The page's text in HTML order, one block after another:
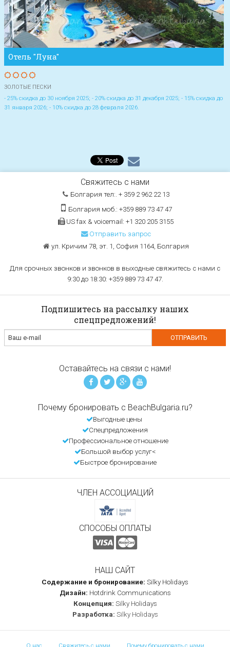
Отель "Луна"
ЗОЛОТЫЕ ПЕСКИ
- 25% скидка до 30 ноября 2025; - 20% скидка до 31 декабря 2025; - 15% скидка до
31 января 2026; - 10% скидка до 28 февраля 2026.
Свяжитесь с нами
Болгария тел:. + 359 2 962 22 13
Болгария моб.: +359 889 73 47 47
US fax & voicemail: +1 320 205 3155
Отправить запрос
ул. Кричим 78, эт. 1, София 1164, Болгария
Для срочных звонков и звонков в выходные свяжитесь с нами с
9:30 до 18:30: +359 889 73 47 47.
Подпишитесь на рассылку наших
спецпредложений!
Оставайтесь на связи с нами!
Почему бронировать с BeachBulgaria.ru?
Выгодные цены
Спецпредложения
Профессиональное отношение
Большой выбор услуг<
Быстрое бронирование
ЧЛЕН АССОЦИАЦИЙ
СПОСОБЫ ОПЛАТЫ
НАШ САЙТ
Содержание и бронирование: Silky Holidays
Дизайн: Hotdrink Communications
Концепция: Silky Holidays
Разработка: Silky Holidays
О нас Свяжитесь с нами Почему бронировать с нами